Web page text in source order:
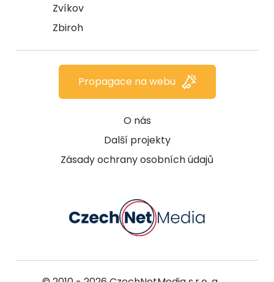
Zvíkov
Zbiroh
O nás
Další projekty
Zásady ochrany osobních údajů
Propagace na webu